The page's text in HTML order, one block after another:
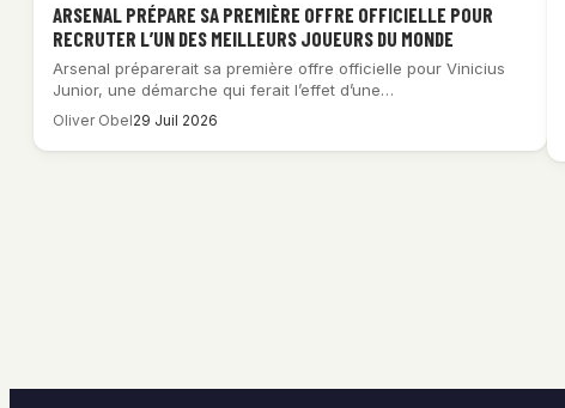
ARSENAL PRÉPARE SA PREMIÈRE OFFRE OFFICIELLE POUR
RECRUTER L’UN DES MEILLEURS JOUEURS DU MONDE
Arsenal préparerait sa première offre officielle pour Vinicius
Junior, une démarche qui ferait l’effet d’une…
Oliver Obel29 Juil 2026